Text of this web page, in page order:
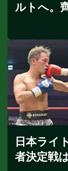
ルトへ。
日本ライ
者決定戦